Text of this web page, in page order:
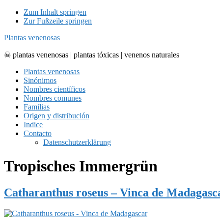
Zum Inhalt springen
Zur Fußzeile springen
Plantas venenosas
☠ plantas venenosas | plantas tóxicas | venenos naturales
Plantas venenosas
Sinónimos
Nombres científicos
Nombres comunes
Familias
Origen y distribución
Indice
Contacto
Datenschutzerklärung
Tropisches Immergrün
Catharanthus roseus – Vinca de